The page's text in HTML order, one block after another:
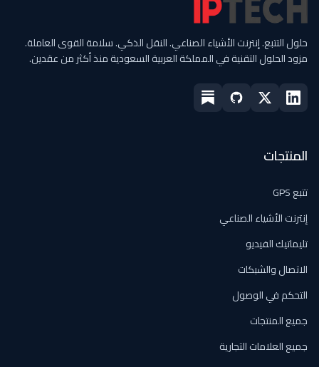
حلول التتبع. إنترنت الأشياء الصناعي. النقل الذكي. سلامة القوى العاملة.
مزود الحلول التقنية في المملكة العربية السعودية منذ أكثر من عقدين.
المنتجات
تتبع GPS
إنترنت الأشياء الصناعي
تليماتيك الفيديو
الاتصال والشبكات
التحكم في الوصول
جميع المنتجات
جميع العلامات التجارية